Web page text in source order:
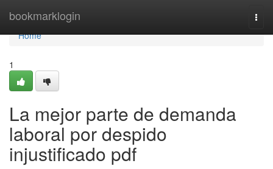
bookmarklogin
Home
Home
1
La mejor parte de demanda
laboral por despido
injustificado pdf